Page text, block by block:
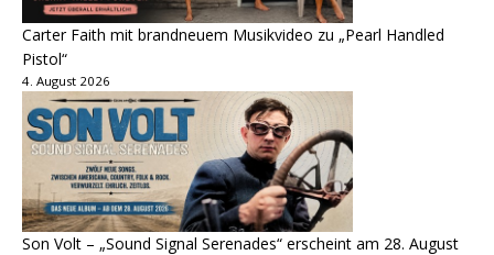
Carter Faith mit brandneuem Musikvideo zu „Pearl Handled
Pistol“
4. August 2026
Son Volt – „Sound Signal Serenades“ erscheint am 28. August